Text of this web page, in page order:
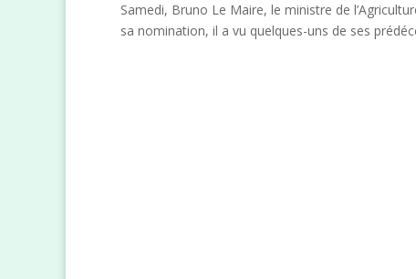
Samedi, Bruno Le Maire, le ministre de
sa nomination, il a vu quelques-uns de ses